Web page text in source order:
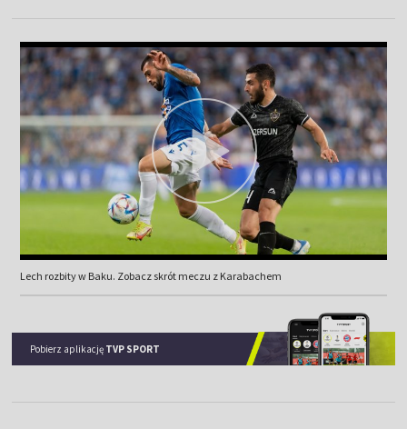
Lech rozbity w Baku. Zobacz skrót meczu z Karabachem
Pobierz aplikację TVP SPORT